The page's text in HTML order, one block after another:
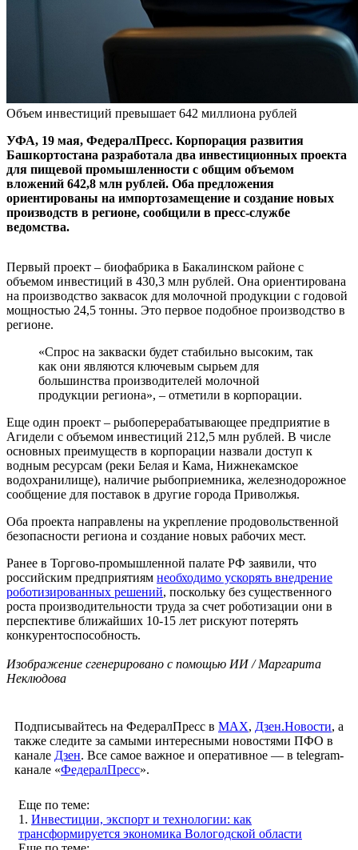
Объем инвестиций превышает 642 миллиона рублей
УФА, 19 мая, ФедералПресс. Корпорация развития
Башкортостана разработала два инвестиционных проекта
для пищевой промышленности с общим объемом
вложений 642,8 млн рублей. Оба предложения
ориентированы на импортозамещение и создание новых
производств в регионе, сообщили в пресс-службе
ведомства.
Первый проект – биофабрика в Бакалинском районе с
объемом инвестиций в 430,3 млн рублей. Она ориентирована
на производство заквасок для молочной продукции с годовой
мощностью 24,5 тонны. Это первое подобное производство в
регионе.
«Спрос на закваски будет стабильно высоким, так
как они являются ключевым сырьем для
большинства производителей молочной
продукции региона», – отметили в корпорации.
Еще один проект – рыбоперерабатывающее предприятие в
Агидели с объемом инвестиций 212,5 млн рублей. В числе
основных преимуществ в корпорации назвали доступ к
водным ресурсам (реки Белая и Кама, Нижнекамское
водохранилище), наличие рыбоприемника, железнодорожное
сообщение для поставок в другие города Приволжья.
Оба проекта направлены на укрепление продовольственной
безопасности региона и создание новых рабочих мест.
Ранее в Торгово-промышленной палате РФ заявили, что
российским предприятиям необходимо ускорять внедрение
роботизированных решений, поскольку без существенного
роста производительности труда за счет роботизации они в
перспективе ближайших 10-15 лет рискуют потерять
конкурентоспособность.
Изображение сгенерировано с помощью ИИ / Маргарита
Неклюдова
Подписывайтесь на ФедералПресс в МАХ, Дзен.Новости, а
также следите за самыми интересными новостями ПФО в
канале Дзен. Все самое важное и оперативное — в telegram-
канале «ФедералПресс».
Еще по теме:
1. Инвестиции, экспорт и технологии: как
трансформируется экономика Вологодской области